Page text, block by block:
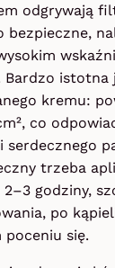
odgrywają
bezpieczne,
Bardzo istotna
kremu:
co
serdecznego
trzeba
godziny,
po
poceniu się.